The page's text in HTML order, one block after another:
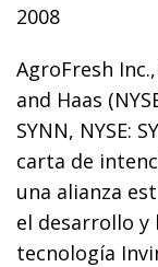
2008
AgroFresh
and Haas
SYNN, NYSE:
carta de
una alianza
el desarrollo y
tecnología